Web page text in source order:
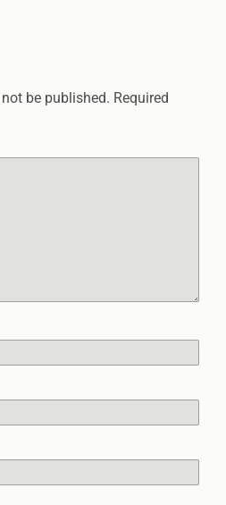
be published. Required